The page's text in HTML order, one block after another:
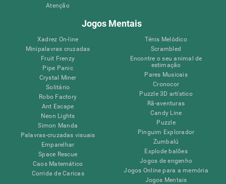
Atenção
Jogos Mentais
Xadrez On-line
Minipalavras cruzadas
Fruit Frenzy
Pipe Panic
Crystal Miner
Solitário
Robo Factory
Ant Escape
Neon Lights
Simon Manda
Palavras-cruzadas visuais
Emparelhar
Space Rescue
Caos Matemático
Corrida de Caricas
Ténis Melódico
Scrambled
Encontre o seu animal de
estimação
Pares Musicais
Cronocor
Puzzle 3D artístico
Rã-aventuras
Candy Line
Puzzle
Pinguim Explorador
Zumbalú
Explode balões
Jogos de engenho
Jogos Online para a memória
Jogos Mentais